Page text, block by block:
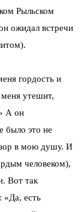
Рыльском
ожидал встречи
гордость и
утешит,
А он
было это не
в мою душу. И
человеком),
Вот так
«Да, есть